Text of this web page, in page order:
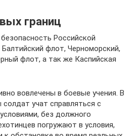
границ
Российской
флот, Черноморский,
флот, а так же Каспийская
вовлечены в боевые учения. В
учат справляться с
без должного
погружают в условия,